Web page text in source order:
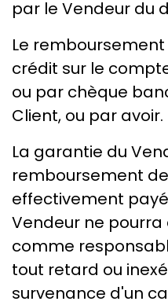
par le Vendeur du
Le
crédit sur le
ou par chèque
Client, ou par avoir.
La garantie du
remboursement
effectivement
Vendeur ne
comme
tout retard ou
survenance d'un